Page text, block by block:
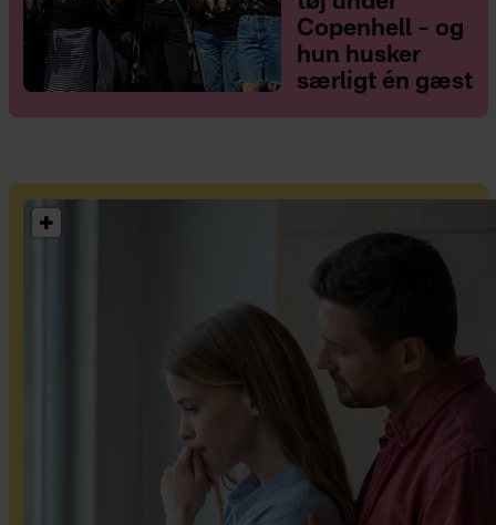
Copenhell – og
hun husker
særligt én gæst